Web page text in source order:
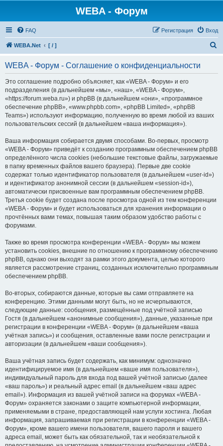
WEBA - Форум
FAQ Вход
Регистрация
WEBA.Net [ / ]
WEBA - Форум - Соглашение о конфиденциальности
Это соглашение подробно объясняет, как «WEBA - Форум» и его
подразделения (в дальнейшем «мы», «наш», «WEBA - Форум»,
«https://forum.weba.ru») и phpBB (в дальнейшем «они», «программное
обеспечение phpBB», «www.phpbb.com», «phpBB Limited», «phpBB
Teams») используют информацию, полученную во время любой из ваших
пользовательских сессий (в дальнейшем «ваша информация»).
Ваша информация собирается двумя способами. Во-первых, просмотр
«WEBA - Форум» приведёт к созданию программным обеспечением phpBB
определённого числа cookies (небольшие текстовые файлы, загружаемые
в папку временных файлов вашего браузера). Первые две cookie
содержат только идентификатор пользователя (в дальнейшем «user-id»)
и идентификатор анонимной сессии (в дальнейшем «session-id»),
автоматически присвоенные вам программным обеспечением phpBB.
Третья cookie будет создана после просмотра одной из тем конференции
«WEBA - Форум» и будет использоваться для хранения информации о
прочтённых вами темах, повышая таким образом удобство работы с
форумами.
Также во время просмотра конференции «WEBA - Форум» мы можем
установить cookies, внешние по отношению к программному обеспечению
phpBB, однако они выходят за рамки этого документа, целью которого
является рассмотрение страниц, созданных исключительно программным
обеспечением phpBB.
Во-вторых, собираются данные, которые вы сами отправляете на
конференцию. Этими данными могут быть, но не исчерпываются,
следующие данные: сообщения, размещённые под учётной записью
Гостя (в дальнейшем «анонимные сообщения»), данные, указанные при
регистрации в конференции «WEBA - Форум» (в дальнейшем «ваша
учётная запись») и сообщения, оставленные вами после регистрации и
авторизации (в дальнейшем «ваши сообщения»).
Ваша учётная запись будет содержать, как минимум: однозначно
идентифицируемое имя (в дальнейшем «ваше имя пользователя»),
индивидуальный пароль для входа под вашей учётной записью (далее
«ваш пароль») и реальный адрес email (в дальнейшем «ваш адрес
email»). Информация из вашей учётной записи на форумах «WEBA -
Форум» охраняется законами о защите компьютерной информации,
применяемыми в стране, предоставляющей нам услуги хостинга. Любая
информация, запрашиваемая при регистрации в конференции «WEBA -
Форум», кроме вашего имени пользователя, вашего пароля и вашего
адреса email, может быть как обязательной, так и необязательной к